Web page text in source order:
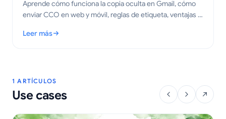
Aprende cómo funciona la copia oculta en Gmail, cómo
enviar CCO en web y móvil, reglas de etiqueta, ventajas y
de trabajo de difusión.
Leer más
: Copia oculta en Gmail: Qué es y cómo usarla correctamente
1 ARTÍCULOS
Use cases